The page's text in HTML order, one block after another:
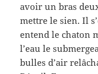
avoir un bras
mettre le sien. Il
entend le chaton
l’eau le
bulles d’air